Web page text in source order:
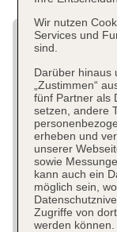
Wir nutzen
Services und
sind.
Darüber hinaus
„Zustimmen“
fünf Partner als
setzen, andere
erheben und
unserer
sowie
kann auch ein
möglich sein,
Zugriffe von
werden können.